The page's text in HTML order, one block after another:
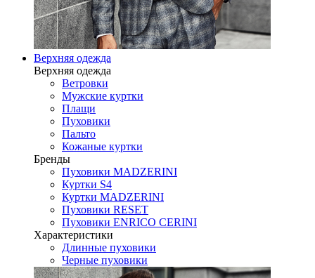
Верхняя одежда
Верхняя одежда
Ветровки
Мужские куртки
Плащи
Пуховики
Пальто
Кожаные куртки
Бренды
Пуховики MADZERINI
Куртки S4
Куртки MADZERINI
Пуховики RESET
Пуховики ENRICO CERINI
Характеристики
Длинные пуховики
Черные пуховики